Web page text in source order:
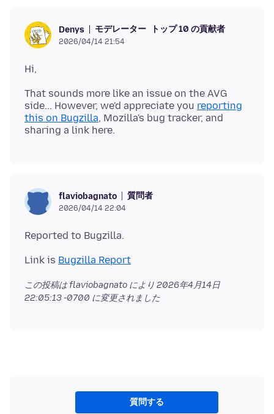
Denys モデレーター トップ 10 の貢献者
2026/04/14 21:54
That sounds more like an issue on the AVG
side... However, we'd appreciate you reporting
this on Bugzilla, Mozilla's bug tracker, and
flaviobagnato 質問者
2026/04/14 22:04
Link is Bugzilla Report
この投稿は flaviobagnato により 2026年4月14日
22:05:13 -0700 に変更されました
質問する